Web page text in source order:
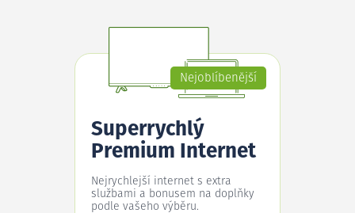
Nejoblíbenější
Superrychlý
Premium Internet
Nejrychlejší internet s extra
službami a bonusem na doplňky
podle vašeho výběru.